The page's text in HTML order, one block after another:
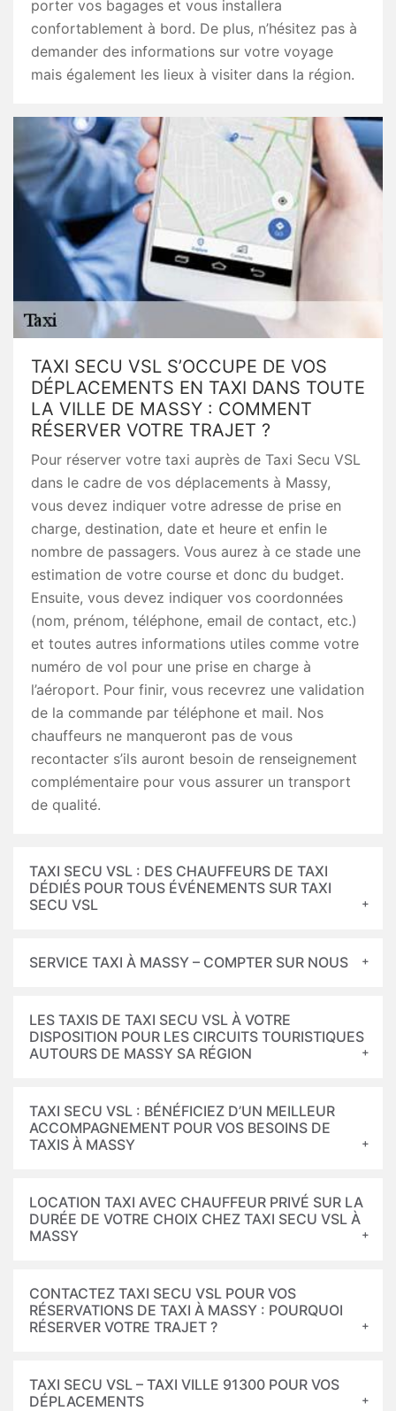
porter vos bagages et vous installera
confortablement à bord. De plus, n’hésitez pas à
demander des informations sur votre voyage
mais également les lieux à visiter dans la région.
TAXI SECU VSL S’OCCUPE DE VOS
DÉPLACEMENTS EN TAXI DANS TOUTE
LA VILLE DE MASSY : COMMENT
RÉSERVER VOTRE TRAJET ?
Pour réserver votre taxi auprès de Taxi Secu VSL
dans le cadre de vos déplacements à Massy,
vous devez indiquer votre adresse de prise en
charge, destination, date et heure et enfin le
nombre de passagers. Vous aurez à ce stade une
estimation de votre course et donc du budget.
Ensuite, vous devez indiquer vos coordonnées
(nom, prénom, téléphone, email de contact, etc.)
et toutes autres informations utiles comme votre
numéro de vol pour une prise en charge à
l’aéroport. Pour finir, vous recevrez une validation
de la commande par téléphone et mail. Nos
chauffeurs ne manqueront pas de vous
recontacter s’ils auront besoin de renseignement
complémentaire pour vous assurer un transport
de qualité.
TAXI SECU VSL : DES CHAUFFEURS DE TAXI
DÉDIÉS POUR TOUS ÉVÉNEMENTS SUR TAXI
SECU VSL
SERVICE TAXI À MASSY – COMPTER SUR NOUS
LES TAXIS DE TAXI SECU VSL À VOTRE
DISPOSITION POUR LES CIRCUITS TOURISTIQUES
AUTOURS DE MASSY SA RÉGION
TAXI SECU VSL : BÉNÉFICIEZ D’UN MEILLEUR
ACCOMPAGNEMENT POUR VOS BESOINS DE
TAXIS À MASSY
LOCATION TAXI AVEC CHAUFFEUR PRIVÉ SUR LA
DURÉE DE VOTRE CHOIX CHEZ TAXI SECU VSL À
MASSY
CONTACTEZ TAXI SECU VSL POUR VOS
RÉSERVATIONS DE TAXI À MASSY : POURQUOI
RÉSERVER VOTRE TRAJET ?
TAXI SECU VSL – TAXI VILLE 91300 POUR VOS
DÉPLACEMENTS